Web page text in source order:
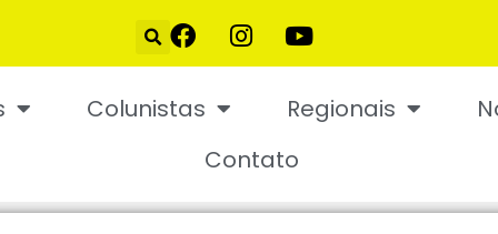
Colunistas Regionais
Contato